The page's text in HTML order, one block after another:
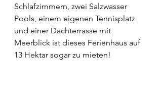
Schlafzimmern, zwei Salzwasser
Pools, einem eigenen Tennisplatz
und einer Dachterrasse mit
Meerblick ist dieses Ferienhaus auf
13 Hektar sogar zu mieten!